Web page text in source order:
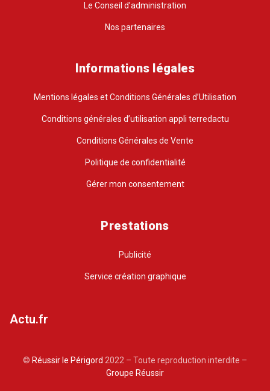
Le Conseil d’administration
Nos partenaires
Informations légales
Mentions légales et Conditions Générales d’Utilisation
Conditions générales d’utilisation appli terredactu
Conditions Générales de Vente
Politique de confidentialité
Gérer mon consentement
Prestations
Publicité
Service création graphique
Actu.fr
© Réussir le Périgord 2022 – Toute reproduction interdite –
Groupe Réussir